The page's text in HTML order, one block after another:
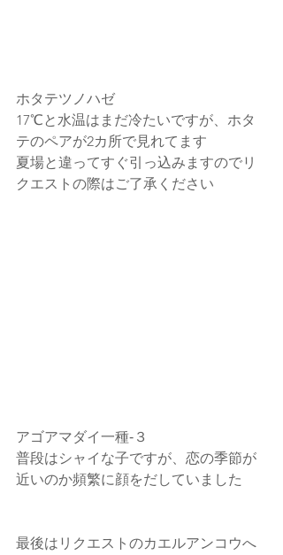
ホタテツノハゼ
17℃と水温はまだ冷たいですが、ホタ
テのペアが2カ所で見れてます
夏場と違ってすぐ引っ込みますのでリ
クエストの際はご了承ください
アゴアマダイ一種‐３
普段はシャイな子ですが、恋の季節が
近いのか頻繁に顔をだしていました
最後はリクエストのカエルアンコウへ